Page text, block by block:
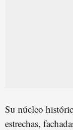
Su núcleo
estrechas,